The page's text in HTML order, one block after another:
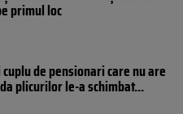
primul loc
de pensionari care nu are
plicurilor le-a schimbat...